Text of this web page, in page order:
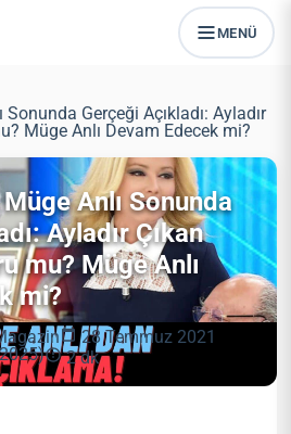
MENÜ
Gerçeği Açıkladı: Ayladır
Müge Anlı Devam Edecek mi?
Anlı Sonunda
Ayladır Çıkan
mu? Müge Anlı
mi?
28 Temmuz 2021
2 dk